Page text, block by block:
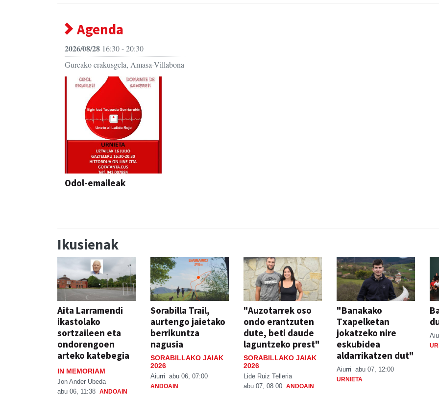
Agenda
2026/08/28 16:30 - 20:30
Gureako erakusgela, Amasa-Villabona
Odol-emaileak
Ikusienak
Aita Larramendi
ikastolako
sortzaileen eta
ondorengoen
arteko katebegia
IN MEMORIAM
Jon Ander Ubeda
abu 06, 11:38 ANDOAIN
Sorabilla Trail,
aurtengo jaietako
berrikuntza
nagusia
SORABILLAKO JAIAK
2026
Aiurri abu 06, 07:00
ANDOAIN
"Auzotarrek oso
ondo erantzuten
dute, beti daude
laguntzeko prest"
SORABILLAKO JAIAK
2026
Lide Ruiz Telleria
abu 07, 08:00 ANDOAIN
"Banakako
Txapelketan
jokatzeko nire
eskubidea
aldarrikatzen dut"
Aiurri abu 07, 12:00
URNIETA